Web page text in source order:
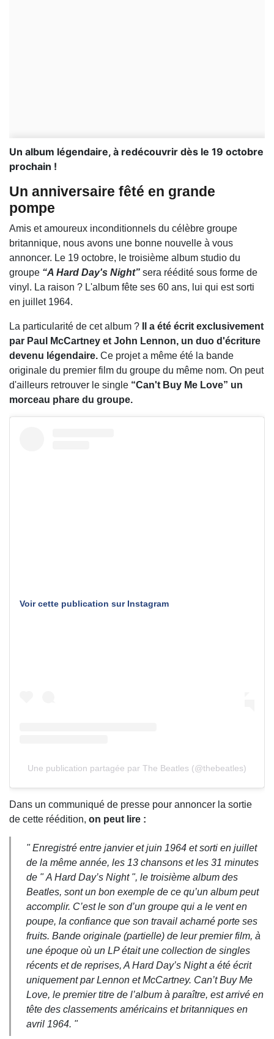
Un album légendaire, à redécouvrir dès le 19 octobre
prochain !
Un anniversaire fêté en grande
pompe
Amis et amoureux inconditionnels du célèbre groupe
britannique, nous avons une bonne nouvelle à vous
annoncer. Le 19 octobre, le troisième album studio du
groupe “A Hard Day's Night” sera réédité sous forme de
vinyl. La raison ? L'album fête ses 60 ans, lui qui est sorti
en juillet 1964.
La particularité de cet album ?
Il a été écrit exclusivement
par Paul McCartney et John Lennon, un duo d'écriture
devenu légendaire. Ce projet a même été la bande
originale du premier film du groupe du même nom. On peut
d'ailleurs retrouver le single “Can't Buy Me Love” un
morceau phare du groupe.
Voir cette publication sur Instagram
Une publication partagée par The Beatles (@thebeatles)
Dans un communiqué de presse pour annoncer la sortie
de cette réédition, on peut lire :
" Enregistré entre janvier et juin 1964 et sorti en juillet
de la même année, les 13 chansons et les 31 minutes
de " A Hard Day’s Night ", le troisième album des
Beatles, sont un bon exemple de ce qu’un album peut
accomplir. C’est le son d’un groupe qui a le vent en
poupe, la confiance que son travail acharné porte ses
fruits. Bande originale (partielle) de leur premier film, à
une époque où un LP était une collection de singles
récents et de reprises, A Hard Day’s Night a été écrit
uniquement par Lennon et McCartney. Can’t Buy Me
Love, le premier titre de l’album à paraître, est arrivé en
tête des classements américains et britanniques en
avril 1964. "